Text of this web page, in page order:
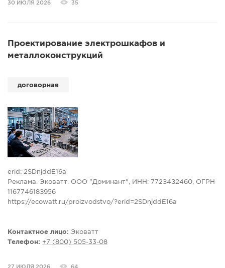
30 ИЮЛЯ 2026 35
Проектирование электрошкафов и
металлоконструкций
договорная
erid: 2SDnjddE16a
Реклама. Эковатт. ООО "Доминант", ИНН: 772З4З2460, ОГРН
116774618З956
https://ecowatt.ru/proizvodstvo/?erid=2SDnjddE16a
надежного производства.
Эковатт разрабатывает конструкторскую документацию под
Контактное лицо: Эковатт
Телефон: +7 (800) 505-33-08